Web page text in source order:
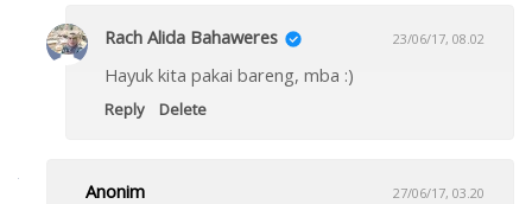
Rach Alida Bahaweres 23/06/17, 08.02
Hayuk kita pakai bareng, mba :)
Reply Delete
Anonim 27/06/17, 03.20